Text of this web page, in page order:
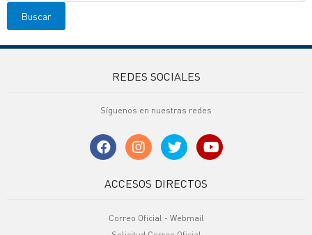
REDES SOCIALES
Síguenos en nuestras redes
ACCESOS DIRECTOS
Correo Oficial - Webmail